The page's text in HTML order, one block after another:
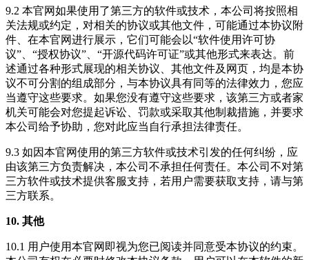
9.2 本官网如果使用了第三方的软件或技术，本公司将按照相
关法规或约定，对相关的协议或其他文件，可能通过本协议附
件、在本官网进行展示，它们可能会以“软件使用许可协
议”、“授权协议”、“开源代码许可证”或其他形式来表达。前
述通过各种形式展现的相关协议、其他文件及网页，均是本协
议不可分割的组成部分，与本协议具有同等的法律效力，您应
当遵守这些要求。如果您没有遵守这些要求，该第三方或者家
机关可能会对您提起诉讼、罚款或采取其他制裁措施，并要求
本公司给予协助，您对此应当自行承担法律责任。
9.3 如因本官网使用的第三方软件或技术引发的任何纠纷，应
由该第三方负责解决，本公司不承担任何责任。本公司不对第
三方软件或技术提供客服支持，若用户需要获取支持，请与第
三方联系。
10. 其他
10.1 用户使用本官网即视为您已阅读并同意受本协议的约束。